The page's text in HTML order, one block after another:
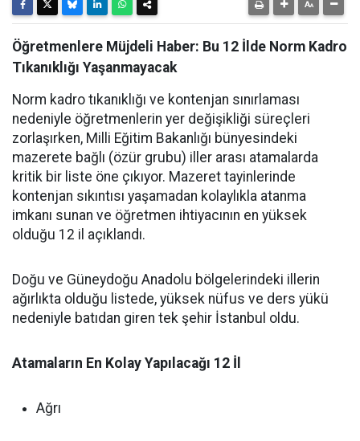
Öğretmenlere Müjdeli Haber: Bu 12 İlde Norm Kadro
Tıkanıklığı Yaşanmayacak
Norm kadro tıkanıklığı ve kontenjan sınırlaması
nedeniyle öğretmenlerin yer değişikliği süreçleri
zorlaşırken, Milli Eğitim Bakanlığı bünyesindeki
mazerete bağlı (özür grubu) iller arası atamalarda
kritik bir liste öne çıkıyor. Mazeret tayinlerinde
kontenjan sıkıntısı yaşamadan kolaylıkla atanma
imkanı sunan ve öğretmen ihtiyacının en yüksek
olduğu 12 il açıklandı.
Doğu ve Güneydoğu Anadolu bölgelerindeki illerin
ağırlıkta olduğu listede, yüksek nüfus ve ders yükü
nedeniyle batıdan giren tek şehir İstanbul oldu.
Atamaların En Kolay Yapılacağı 12 İl
Ağrı